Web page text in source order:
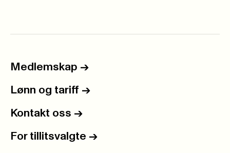
Medlemskap ->
Lønn og tariff ->
Kontakt oss ->
For tillitsvalgte ->